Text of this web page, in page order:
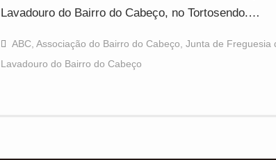
Lavadouro do Bairro do Cabeço, no Tortosendo.…
ABC, Associação do Bairro do Cabeço Junta de Freguesia
Lavadouro do Bairro do Cabeço